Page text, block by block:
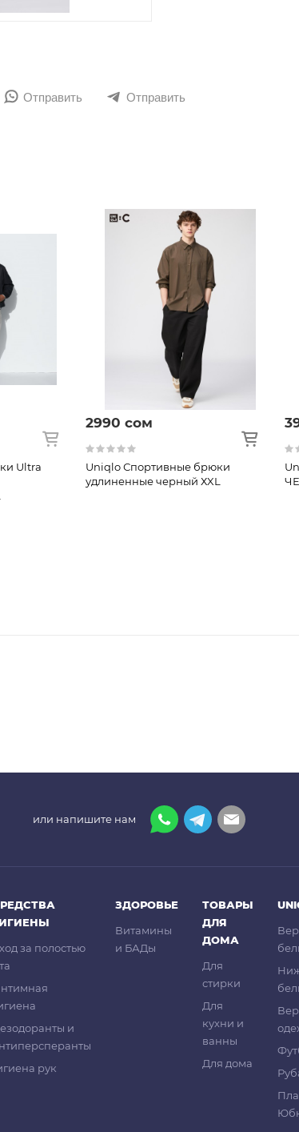
умеренной плотностью, мягкостью
в носке.
карманов: внешний слой: 100%
возможна химчистка, сушка в
Отправить Отправить
Ultra
2990 сом
Uniqlo Спортивные брюки
удлиненные черный ХXL
или напишите нам
за полостью
и
рук
ЗДОРОВЬЕ
Витамины
и БАДы
ТОВАРЫ
ДЛЯ
ДОМА
Для
стирки
Для
кухни и
ванны
Для дома